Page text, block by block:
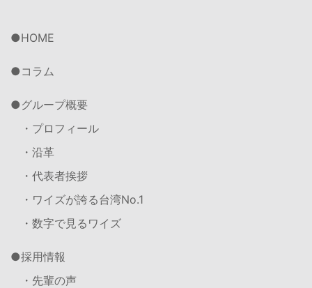
HOME
コラム
グループ概要
・プロフィール
・沿革
・代表者挨拶
・ワイズが誇る台湾No.1
・数字で見るワイズ
採用情報
・先輩の声